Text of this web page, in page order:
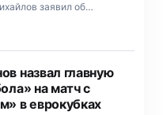
заявил об
чемпиона UFC в
назвал главную
на матч с
в еврокубках